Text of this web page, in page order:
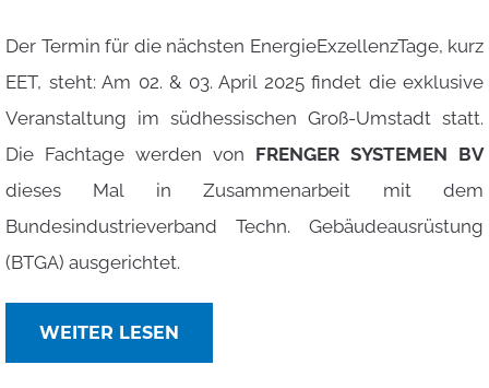
Der Termin für die nächsten EnergieExzellenzTage, kurz
EET, steht: Am 02. & 03. April 2025 findet die exklusive
Veranstaltung im südhessischen Groß-Umstadt statt.
Die Fachtage werden von FRENGER SYSTEMEN BV
dieses Mal in Zusammenarbeit mit dem
Bundesindustrieverband Techn. Gebäudeausrüstung
(BTGA) ausgerichtet.
WEITER LESEN